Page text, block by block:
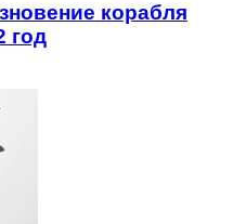
корабля
год